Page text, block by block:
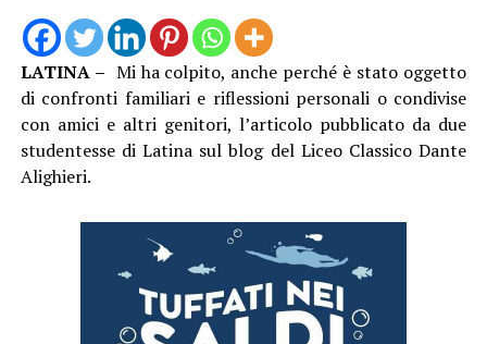
LATINA – Mi ha colpito, anche perché è stato oggetto
di confronti familiari e riflessioni personali o condivise
con amici e altri genitori, l’articolo pubblicato da due
studentesse di Latina sul blog del Liceo Classico Dante
Alighieri.